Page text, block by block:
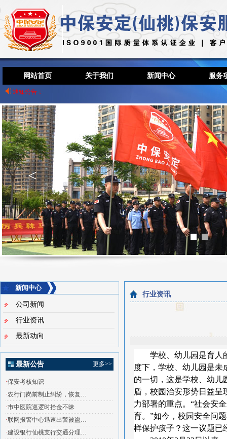
网站首页 关于我们 新闻中心 服务
通知公告：
<
新闻中心
公司新闻
行业资讯
最新动向
最新公告 更多>>
·保安考核知识
·农行门岗前制止纠纷，恢复…
·市中医院巡逻时拾金不昧
·联网报警中心迅速出警被盗…
·建设银行仙桃支行交通分理…
行业资讯
学校、幼儿园是育人
度下，学校、幼儿园是
的一切，这是学校、幼儿
盾，校园治安形势日益
力部署的重点。“社会安
育。”如今，校园安全问
样保护孩子？这一议题已